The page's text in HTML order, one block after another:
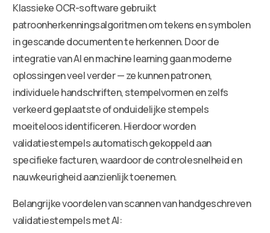
Klassieke OCR-software gebruikt
patroonherkenningsalgoritmen om tekens en symbolen
in gescande documenten te herkennen. Door de
integratie van AI en machine learning gaan moderne
oplossingen veel verder — ze kunnen patronen,
individuele handschriften, stempelvormen en zelfs
verkeerd geplaatste of onduidelijke stempels
moeiteloos identificeren. Hierdoor worden
validatiestempels automatisch gekoppeld aan
specifieke facturen, waardoor de controlesnelheid en
nauwkeurigheid aanzienlijk toenemen.
Belangrijke voordelen van scannen van handgeschreven
validatiestempels met AI: